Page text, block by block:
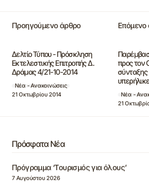
Προηγούμενο άρθρο
Δελτίο Τύπου - Πρόσκληση
Εκτελεστικής Επιτροπής Δ.
Δράμας 4/21-10-2014
Νέα - Ανακοινώσεις
21 Οκτωβρίου 2014
Επόμενο
προς τον
Νέα -
21
Πρόσφατα Νέα
Πρόγραμμα ‘Τουρισμός για όλους’
7 Αυγούστου 2026